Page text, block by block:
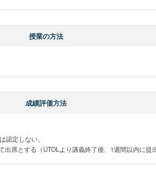
授業の方法
成績評価方法
認定しない。
席とする（UTOLより講義終了後、1週間以内に提